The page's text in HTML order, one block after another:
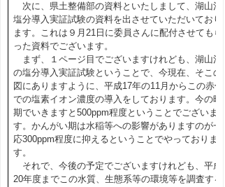
次に、県土整備部の資料といたしまして、湖山池
塩分導入実証試験の資料を出させていただいており
ます。これは９月21日に委員さんに配付させてもら
った資料でございます。
まず、１ページ目でございますけれども、湖山池
の塩分導入実証試験ということで、今現在、そこの
図にありますように、平成17年の11月からこの赤色
での塩素イオン濃度の導入をしております。今の時
期でいきますと500ppm程度ということでございま
す。かんがい期は水稲等への影響がありますのが一
応300ppm程度に抑えるということでやっておりま
す。
それで、今後の予定でございますけれども、平成
20年度までこの水質、生態系等の環境等を調査する